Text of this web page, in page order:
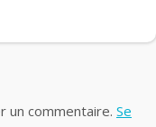
un commentaire. Se